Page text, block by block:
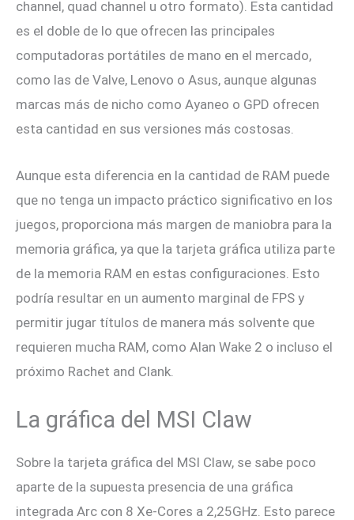
channel, quad channel u otro formato). Esta cantidad
es el doble de lo que ofrecen las principales
computadoras portátiles de mano en el mercado,
como las de Valve, Lenovo o Asus, aunque algunas
marcas más de nicho como Ayaneo o GPD ofrecen
esta cantidad en sus versiones más costosas.
Aunque esta diferencia en la cantidad de RAM puede
que no tenga un impacto práctico significativo en los
juegos, proporciona más margen de maniobra para la
memoria gráfica, ya que la tarjeta gráfica utiliza parte
de la memoria RAM en estas configuraciones. Esto
podría resultar en un aumento marginal de FPS y
permitir jugar títulos de manera más solvente que
requieren mucha RAM, como Alan Wake 2 o incluso el
próximo Rachet and Clank.
La gráfica del MSI Claw
Sobre la tarjeta gráfica del MSI Claw, se sabe poco
aparte de la supuesta presencia de una gráfica
integrada Arc con 8 Xe-Cores a 2,25GHz. Esto parece